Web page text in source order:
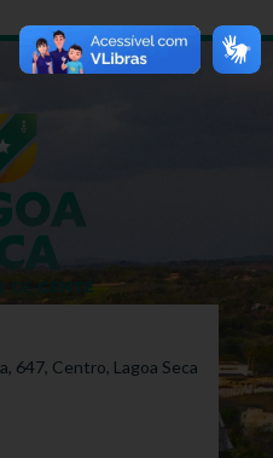
647, Centro, Lagoa Seca